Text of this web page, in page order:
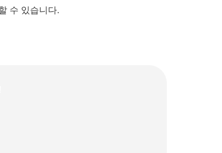
수 있습니다.